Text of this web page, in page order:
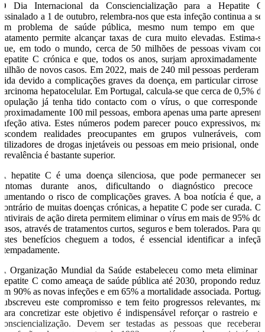
O Dia Internacional da Consciencialização para a Hepatite C,
assinalado a 1 de outubro, relembra-nos que esta infeção continua a ser
um problema de saúde pública, mesmo num tempo em que o
tratamento permite alcançar taxas de cura muito elevadas. Estima-se
que, em todo o mundo, cerca de 50 milhões de pessoas vivam com
hepatite C crónica e que, todos os anos, surjam aproximadamente 1
milhão de novos casos. Em 2022, mais de 240 mil pessoas perderam a
vida devido a complicações graves da doença, em particular cirrose e
carcinoma hepatocelular. Em Portugal, calcula-se que cerca de 0,5% da
população já tenha tido contacto com o vírus, o que corresponde a
aproximadamente 100 mil pessoas, embora apenas uma parte apresente
infeção ativa. Estes números podem parecer pouco expressivos, mas
escondem realidades preocupantes em grupos vulneráveis, como
utilizadores de drogas injetáveis ou pessoas em meio prisional, onde a
prevalência é bastante superior.
A hepatite C é uma doença silenciosa, que pode permanecer sem
sintomas durante anos, dificultando o diagnóstico precoce e
aumentando o risco de complicações graves. A boa notícia é que, ao
contrário de muitas doenças crónicas, a hepatite C pode ser curada. Os
antivirais de ação direta permitem eliminar o vírus em mais de 95% dos
casos, através de tratamentos curtos, seguros e bem tolerados. Para que
estes benefícios cheguem a todos, é essencial identificar a infeção
atempadamente.
A Organização Mundial da Saúde estabeleceu como meta eliminar a
hepatite C como ameaça de saúde pública até 2030, propondo reduzir
em 90% as novas infeções e em 65% a mortalidade associada. Portugal
subscreveu este compromisso e tem feito progressos relevantes, mas
para concretizar este objetivo é indispensável reforçar o rastreio e a
consciencialização. Devem ser testadas as pessoas que receberam